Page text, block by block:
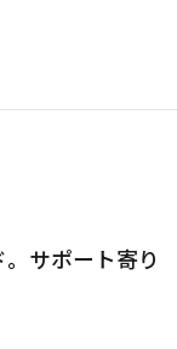
サポート寄り